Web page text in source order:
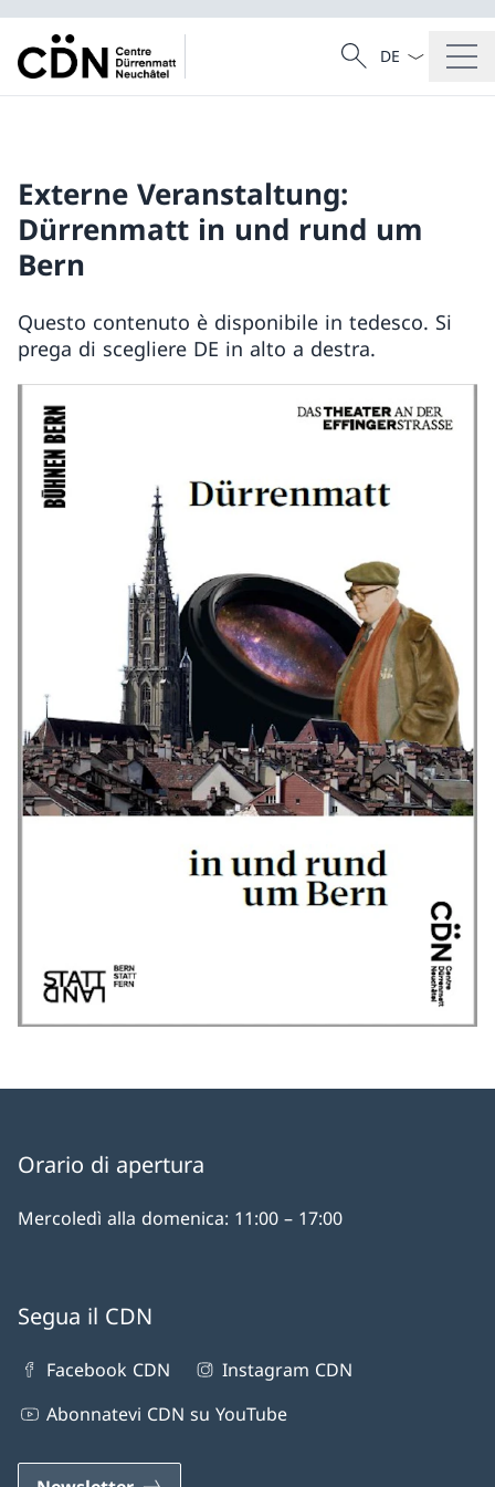
Cercare
Ricerca
Dal menu a
Externe Veranstaltung:
Dürrenmatt in und rund um
Bern
Questo contenuto è disponibile in tedesco. Si
prega di scegliere DE in alto a destra.
Orario di apertura
Mercoledì alla domenica: 11:00 – 17:00
Segua il CDN
Facebook CDN
Instagram CDN
Abonnatevi CDN su YouTube